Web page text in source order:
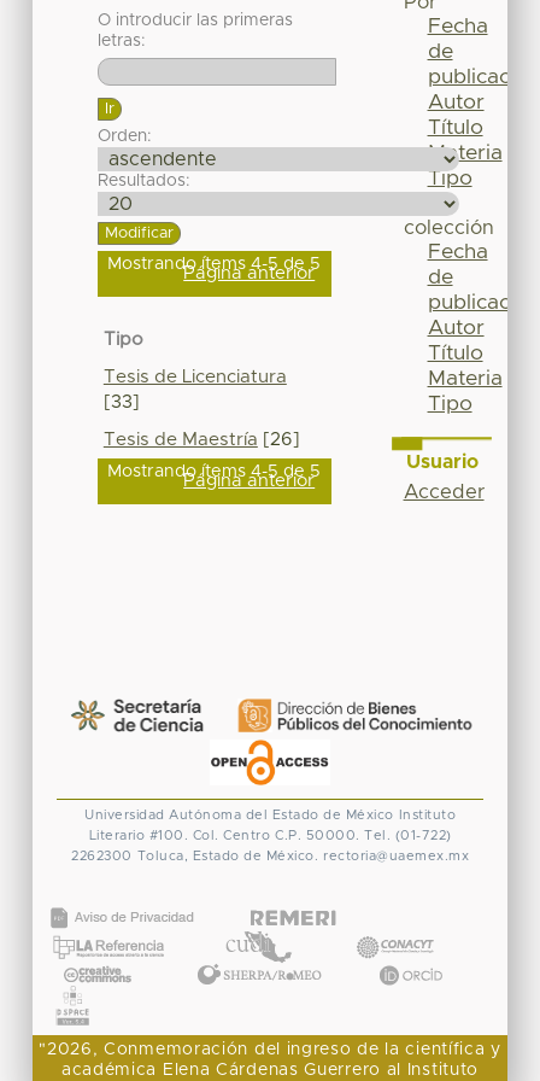
O introducir las primeras
letras:
Orden:
Resultados:
Mostrando ítems 4-5 de 5
Página anterior
Tipo
Tesis de Licenciatura
[33]
Tesis de Maestría [26]
Mostrando ítems 4-5 de 5
Página anterior
Fecha
de
publicación
Autor
Título
Materia
Tipo
colección
Fecha
de
publicación
Autor
Título
Materia
Tipo
Usuario
Acceder
Universidad Autónoma del Estado de México
Instituto
Literario #100. Col. Centro C.P. 50000. Tel. (01-722)
2262300 Toluca, Estado de México. rectoria@uaemex.mx
"2026, Conmemoración del ingreso de la científica y
académica Elena Cárdenas Guerrero al Instituto